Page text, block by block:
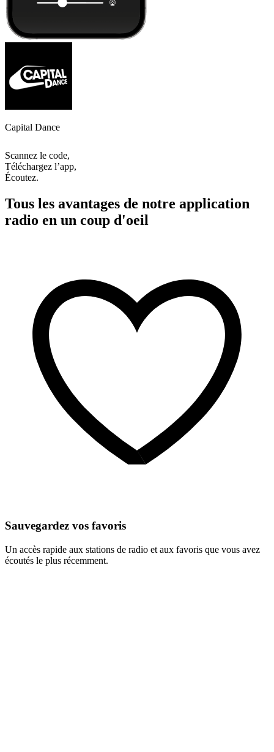
Capital Dance
Scannez le code,
Téléchargez l’app,
Écoutez.
Tous les avantages de notre application
radio en un coup d'oeil
Sauvegardez vos favoris
Un accès rapide aux stations de radio et aux favoris que vous avez
écoutés le plus récemment.